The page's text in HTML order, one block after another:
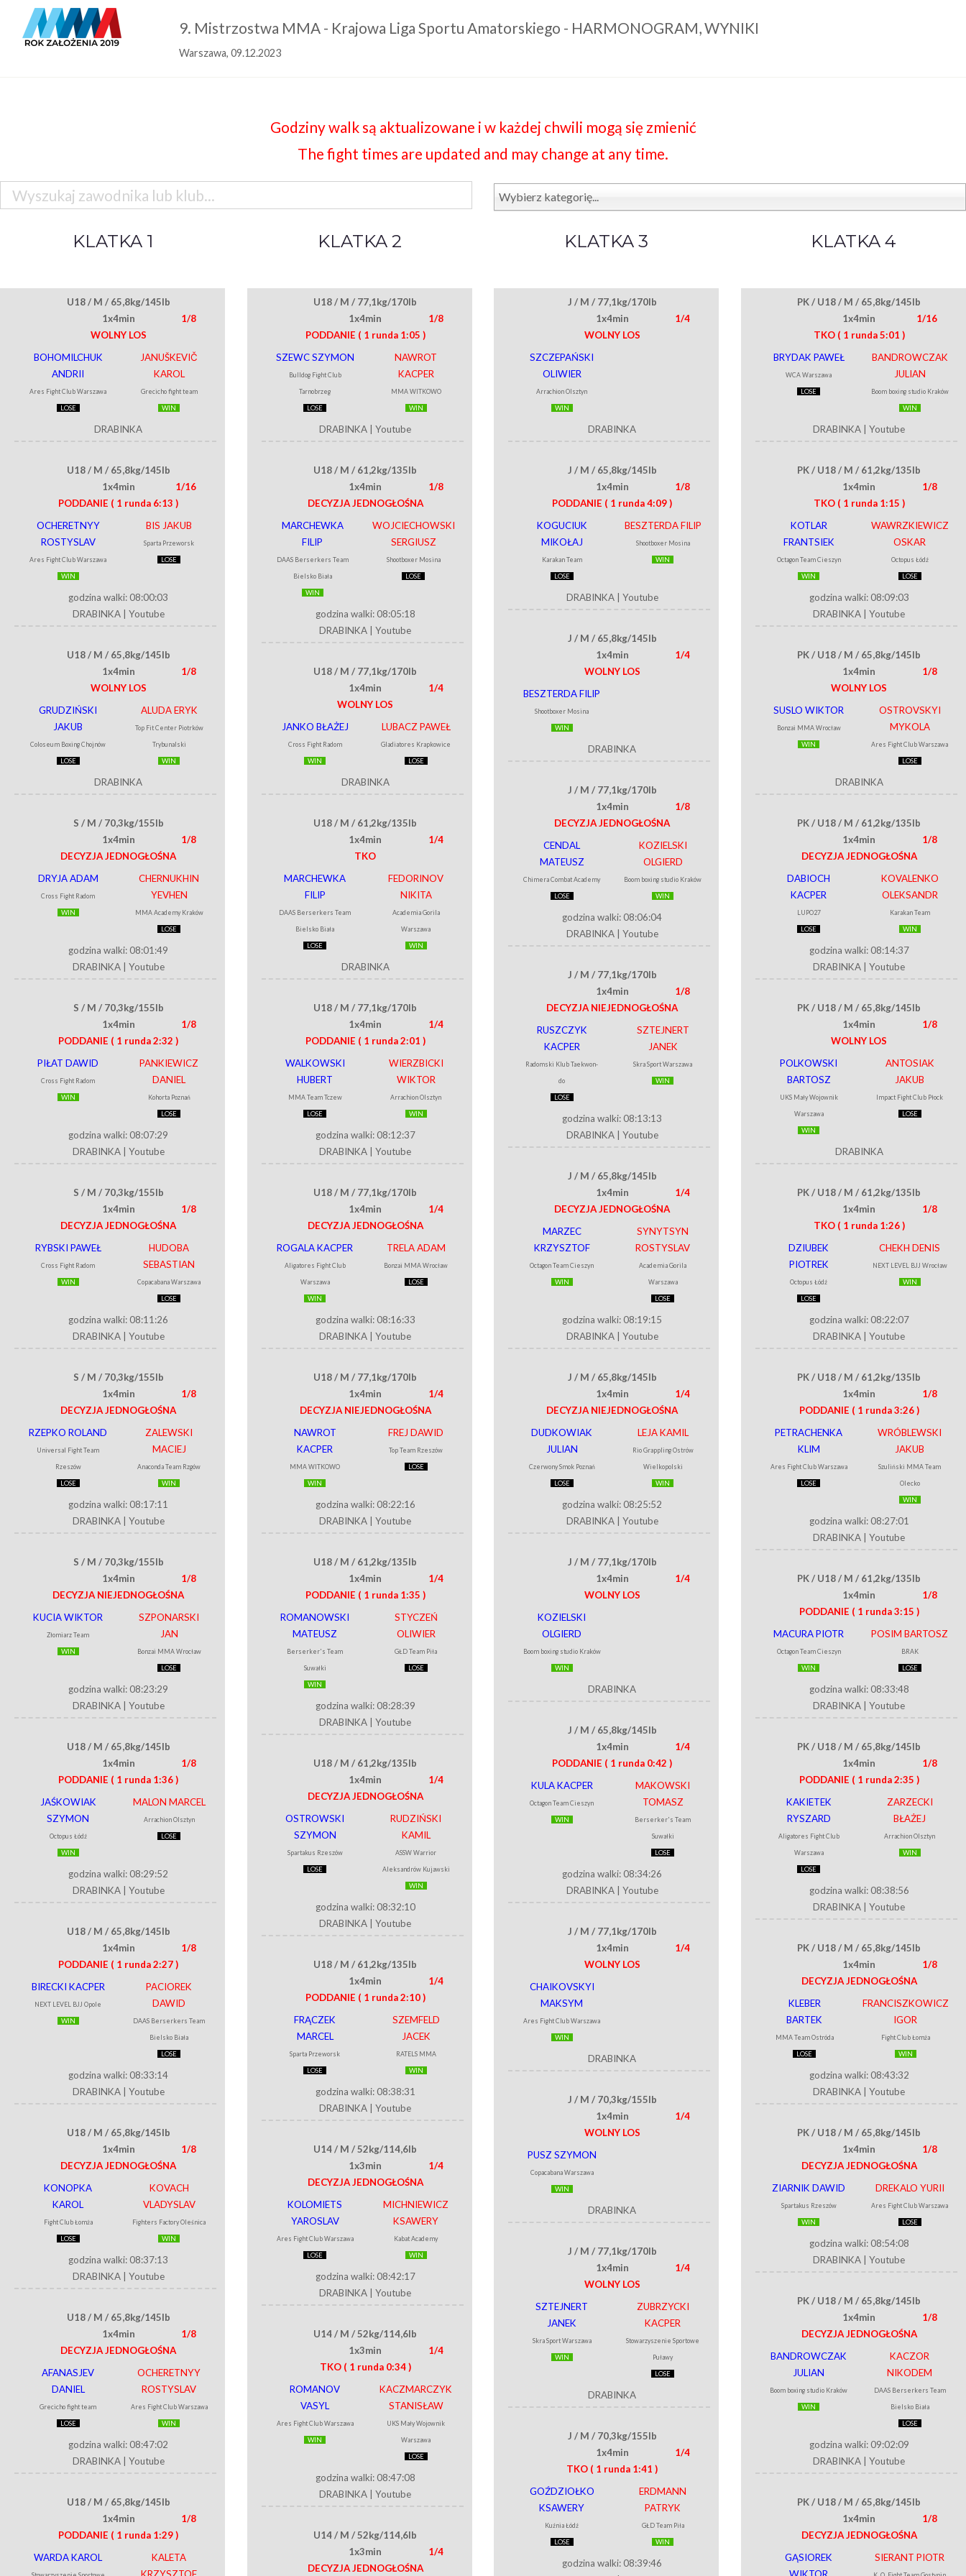
9. Mistrzostwa MMA - Krajowa Liga Sportu Amatorskiego - HARMONOGRAM, WYNIKI
Warszawa, 09.12.2023
Godziny walk są aktualizowane i w każdej chwili mogą się zmienić
The fight times are updated and may change at any time.
Wybierz kategorię...
KLATKA 1
U18 / M / 65,8kg/145lb
1x4min
1/8
WOLNY LOS
BOHOMILCHUK
ANDRII
Ares Fight Club Warszawa
LOSE
JANUŠKEVIČ
KAROL
Grecicho fight team
WIN
DRABINKA
U18 / M / 65,8kg/145lb
1x4min
1/16
PODDANIE ( 1 runda 6:13 )
OCHERETNYY
ROSTYSLAV
Ares Fight Club Warszawa
WIN
BIS JAKUB
Sparta Przeworsk
LOSE
godzina walki: 08:00:03
DRABINKA| Youtube
U18 / M / 65,8kg/145lb
1x4min
1/8
WOLNY LOS
GRUDZIŃSKI
JAKUB
Coloseum Boxing Chojnów
LOSE
ALUDA ERYK
Top Fit Center Piotrków
Trybunalski
WIN
DRABINKA
S / M / 70,3kg/155lb
1x4min
1/8
DECYZJA JEDNOGŁOŚNA
DRYJA ADAM
Cross Fight Radom
WIN
CHERNUKHIN
YEVHEN
MMA Academy Kraków
LOSE
godzina walki: 08:01:49
DRABINKA| Youtube
S / M / 70,3kg/155lb
1x4min
1/8
PODDANIE ( 1 runda 2:32 )
PIŁAT DAWID
Cross Fight Radom
WIN
PANKIEWICZ
DANIEL
Kohorta Poznań
LOSE
godzina walki: 08:07:29
DRABINKA| Youtube
S / M / 70,3kg/155lb
1x4min
1/8
DECYZJA JEDNOGŁOŚNA
RYBSKI PAWEŁ
Cross Fight Radom
WIN
HUDOBA
SEBASTIAN
Copacabana Warszawa
LOSE
godzina walki: 08:11:26
DRABINKA| Youtube
S / M / 70,3kg/155lb
1x4min
1/8
DECYZJA JEDNOGŁOŚNA
RZEPKO ROLAND
Universal Fight Team
Rzeszów
LOSE
ZALEWSKI
MACIEJ
Anaconda Team Rzgów
WIN
godzina walki: 08:17:11
DRABINKA| Youtube
S / M / 70,3kg/155lb
1x4min
1/8
DECYZJA NIEJEDNOGŁOŚNA
KUCIA WIKTOR
Złomiarz Team
WIN
SZPONARSKI
JAN
Bonzai MMA Wrocław
LOSE
godzina walki: 08:23:29
DRABINKA| Youtube
U18 / M / 65,8kg/145lb
1x4min
1/8
PODDANIE ( 1 runda 1:36 )
JAŚKOWIAK
SZYMON
Octopus Łódź
WIN
MALON MARCEL
Arrachion Olsztyn
LOSE
godzina walki: 08:29:52
DRABINKA| Youtube
U18 / M / 65,8kg/145lb
1x4min
1/8
PODDANIE ( 1 runda 2:27 )
BIRECKI KACPER
NEXT LEVEL BJJ Opole
WIN
PACIOREK
DAWID
DAAS Berserkers Team
Bielsko Biała
LOSE
godzina walki: 08:33:14
DRABINKA| Youtube
U18 / M / 65,8kg/145lb
1x4min
1/8
DECYZJA JEDNOGŁOŚNA
KONOPKA
KAROL
Fight Club Łomża
LOSE
KOVACH
VLADYSLAV
Fighters Factory Oleśnica
WIN
godzina walki: 08:37:13
DRABINKA| Youtube
U18 / M / 65,8kg/145lb
1x4min
1/8
DECYZJA JEDNOGŁOŚNA
AFANASJEV
DANIEL
Grecicho fight team
LOSE
OCHERETNYY
ROSTYSLAV
Ares Fight Club Warszawa
WIN
godzina walki: 08:47:02
DRABINKA| Youtube
U18 / M / 65,8kg/145lb
1x4min
1/8
PODDANIE ( 1 runda 1:29 )
WARDA KAROL
KALETA
KLATKA 2
U18 / M / 77,1kg/170lb
1x4min
1/8
PODDANIE ( 1 runda 1:05 )
SZEWC SZYMON
Bulldog Fight Club
Tarnobrzeg
LOSE
NAWROT
KACPER
MMA WITKOWO
WIN
DRABINKA Youtube
U18 / M / 61,2kg/135lb
1x4min
1/8
DECYZJA JEDNOGŁOŚNA
MARCHEWKA
FILIP
DAAS Berserkers Team
Bielsko Biała
WIN
WOJCIECHOWSKI
SERGIUSZ
Shootboxer Mosina
LOSE
godzina walki: 08:05:18
DRABINKA
Youtube
U18 / M / 77,1kg/170lb
1x4min
1/4
WOLNY LOS
JANKO BŁAŻEJ
Cross Fight Radom
WIN
LUBACZ PAWEŁ
Gladiatores Krapkowice
LOSE
DRABINKA
U18 / M / 61,2kg/135lb
1x4min
1/4
TKO
MARCHEWKA
FILIP
DAAS Berserkers Team
Bielsko Biała
LOSE
FEDORINOV
NIKITA
Academia Gorila
Warszawa
WIN
DRABINKA
U18 / M / 77,1kg/170lb
1x4min
1/4
PODDANIE ( 1 runda 2:01 )
WALKOWSKI
HUBERT
MMA Team Tczew
LOSE
WIERZBICKI
WIKTOR
Arrachion Olsztyn
WIN
godzina walki: 08:12:37
DRABINKA
Youtube
U18 / M / 77,1kg/170lb
1x4min
1/4
DECYZJA JEDNOGŁOŚNA
ROGALA KACPER
Aligatores Fight Club
Warszawa
WIN
TRELA ADAM
Bonzai MMA Wrocław
LOSE
godzina walki: 08:16:33
DRABINKA
Youtube
U18 / M / 77,1kg/170lb
1x4min
1/4
DECYZJA NIEJEDNOGŁOŚNA
NAWROT
KACPER
MMA WITKOWO
WIN
FREJ DAWID
Top Team Rzeszów
LOSE
godzina walki: 08:22:16
DRABINKA
Youtube
U18 / M / 61,2kg/135lb
1x4min
1/4
PODDANIE ( 1 runda 1:35 )
ROMANOWSKI
MATEUSZ
Berserker's Team
Suwałki
WIN
STYCZEŃ
OLIWIER
GŁD Team Piła
LOSE
godzina walki: 08:28:39
DRABINKA
Youtube
U18 / M / 61,2kg/135lb
1x4min
1/4
DECYZJA JEDNOGŁOŚNA
OSTROWSKI
SZYMON
Spartakus Rzeszów
LOSE
RUDZIŃSKI
KAMIL
ASSW Warrior
Aleksandrów Kujawski
WIN
godzina walki: 08:32:10
DRABINKA
Youtube
U18 / M / 61,2kg/135lb
1x4min
1/4
PODDANIE ( 1 runda 2:10 )
FRĄCZEK
MARCEL
Sparta Przeworsk
LOSE
SZEMFELD
JACEK
RATELS MMA
WIN
godzina walki: 08:38:31
DRABINKA
Youtube
U14 / M / 52kg/114,6lb
1x3min
1/4
DECYZJA JEDNOGŁOŚNA
KOLOMIETS
YAROSLAV
Ares Fight Club Warszawa
LOSE
MICHNIEWICZ
KSAWERY
Kabat Academy
WIN
godzina walki: 08:42:17
DRABINKA
Youtube
U14 / M / 52kg/114,6lb
1x3min
1/4
TKO ( 1 runda 0:34 )
ROMANOV
VASYL
Ares Fight Club Warszawa
WIN
KACZMARCZYK
STANISŁAW
UKS Mały Wojownik
Warszawa
LOSE
godzina walki: 08:47:08
DRABINKA
Youtube
U14 / M / 52kg/114,6lb
1x3min
1/4
DECYZJA JEDNOGŁOŚNA
KLATKA 3
J / M / 77,1kg/170lb
1x4min
1/4
WOLNY LOS
SZCZEPAŃSKI
OLIWIER
Arrachion Olsztyn
WIN
DRABINKA
J / M / 65,8kg/145lb
1x4min
1/8
PODDANIE ( 1 runda 4:09 )
KOGUCIUK
MIKOŁAJ
Karakan Team
LOSE
BESZTERDA FILIP
Shootboxer Mosina
WIN
DRABINKA| Youtube
J / M / 65,8kg/145lb
1x4min
1/4
WOLNY LOS
BESZTERDA FILIP
Shootboxer Mosina
WIN
DRABINKA
J / M / 77,1kg/170lb
1x4min
1/8
DECYZJA JEDNOGŁOŚNA
CENDAL
MATEUSZ
Chimera Combat Academy
LOSE
KOZIELSKI
OLGIERD
Boom boxing studio Kraków
WIN
godzina walki: 08:06:04
DRABINKA| Youtube
J / M / 77,1kg/170lb
1x4min
1/8
DECYZJA NIEJEDNOGŁOŚNA
RUSZCZYK
KACPER
Radomski Klub Taekwon-
do
LOSE
SZTEJNERT
JANEK
Skra Sport Warszawa
WIN
godzina walki: 08:13:13
DRABINKA| Youtube
J / M / 65,8kg/145lb
1x4min
1/4
DECYZJA JEDNOGŁOŚNA
MARZEC
KRZYSZTOF
Octagon Team Cieszyn
WIN
SYNYTSYN
ROSTYSLAV
Academia Gorila
Warszawa
LOSE
godzina walki: 08:19:15
DRABINKA| Youtube
J / M / 65,8kg/145lb
1x4min
1/4
DECYZJA NIEJEDNOGŁOŚNA
DUDKOWIAK
JULIAN
Czerwony Smok Poznań
LOSE
LEJA KAMIL
Rio Grappling Ostrów
Wielkopolski
WIN
godzina walki: 08:25:52
DRABINKA| Youtube
J / M / 77,1kg/170lb
1x4min
1/4
WOLNY LOS
KOZIELSKI
OLGIERD
Boom boxing studio Kraków
WIN
DRABINKA
J / M / 65,8kg/145lb
1x4min
1/4
PODDANIE ( 1 runda 0:42 )
KULA KACPER
Octagon Team Cieszyn
WIN
MAKOWSKI
TOMASZ
Berserker's Team
Suwałki
LOSE
godzina walki: 08:34:26
DRABINKA| Youtube
J / M / 77,1kg/170lb
1x4min
1/4
WOLNY LOS
CHAIKOVSKYI
MAKSYM
Ares Fight Club Warszawa
WIN
DRABINKA
J / M / 70,3kg/155lb
1x4min
1/4
WOLNY LOS
PUSZ SZYMON
Copacabana Warszawa
WIN
DRABINKA
J / M / 77,1kg/170lb
1x4min
1/4
WOLNY LOS
SZTEJNERT
JANEK
Skra Sport Warszawa
WIN
ZUBRZYCKI
KACPER
Stowarzyszenie Sportowe
Puławy
LOSE
DRABINKA
J / M / 70,3kg/155lb
1x4min
1/4
TKO ( 1 runda 1:41 )
GOŹDZIOŁKO
KSAWERY
Kuźnia Łódź
LOSE
ERDMANN
PATRYK
GŁD Team Piła
WIN
godzina walki: 08:39:46
KLATKA 4
PK / U18 / M / 65,8kg/145lb
1x4min
1/16
TKO ( 1 runda 5:01 )
BRYDAK PAWEŁ
WCA Warszawa
LOSE
BANDROWCZAK
JULIAN
Boom boxing studio Kraków
WIN
DRABINKA Youtube
PK / U18 / M / 61,2kg/135lb
1x4min
1/8
TKO ( 1 runda 1:15 )
KOTLAR
FRANTSIEK
Octagon Team Cieszyn
WIN
WAWRZKIEWICZ
OSKAR
Octopus Łódź
LOSE
godzina walki: 08:09:03
DRABINKA
Youtube
PK / U18 / M / 65,8kg/145lb
1x4min
1/8
WOLNY LOS
SUSLO WIKTOR
Bonzai MMA Wrocław
WIN
OSTROVSKYI
MYKOLA
Ares Fight Club Warszawa
LOSE
DRABINKA
PK / U18 / M / 61,2kg/135lb
1x4min
1/8
DECYZJA JEDNOGŁOŚNA
DABIOCH
KACPER
LUPO27
LOSE
KOVALENKO
OLEKSANDR
Karakan Team
WIN
godzina walki: 08:14:37
DRABINKA
Youtube
PK / U18 / M / 65,8kg/145lb
1x4min
1/8
WOLNY LOS
POLKOWSKI
BARTOSZ
UKS Mały Wojownik
Warszawa
WIN
ANTOSIAK
JAKUB
Impact Fight Club Płock
LOSE
DRABINKA
PK / U18 / M / 61,2kg/135lb
1x4min
1/8
TKO ( 1 runda 1:26 )
DZIUBEK
PIOTREK
Octopus Łódź
LOSE
CHEKH DENIS
NEXT LEVEL BJJ Wrocław
WIN
godzina walki: 08:22:07
DRABINKA
Youtube
PK / U18 / M / 61,2kg/135lb
1x4min
1/8
PODDANIE ( 1 runda 3:26 )
PETRACHENKA
KLIM
Ares Fight Club Warszawa
LOSE
WRÓBLEWSKI
JAKUB
Szuliński MMA Team
Olecko
WIN
godzina walki: 08:27:01
DRABINKA
Youtube
PK / U18 / M / 61,2kg/135lb
1x4min
1/8
PODDANIE ( 1 runda 3:15 )
MACURA PIOTR
Octagon Team Cieszyn
WIN
POSIM BARTOSZ
BRAK
LOSE
godzina walki: 08:33:48
DRABINKA
Youtube
PK / U18 / M / 65,8kg/145lb
1x4min
1/8
PODDANIE ( 1 runda 2:35 )
KAKIETEK
RYSZARD
Aligatores Fight Club
Warszawa
LOSE
ZARZECKI
BŁAŻEJ
Arrachion Olsztyn
WIN
godzina walki: 08:38:56
DRABINKA
Youtube
PK / U18 / M / 65,8kg/145lb
1x4min
1/8
DECYZJA JEDNOGŁOŚNA
KLEBER
BARTEK
MMA Team Ostróda
LOSE
FRANCISZKOWICZ
IGOR
Fight Club Łomża
WIN
godzina walki: 08:43:32
DRABINKA
Youtube
PK / U18 / M / 65,8kg/145lb
1x4min
1/8
DECYZJA JEDNOGŁOŚNA
ZIARNIK DAWID
Spartakus Rzeszów
WIN
DREKALO YURII
Ares Fight Club Warszawa
LOSE
godzina walki: 08:54:08
DRABINKA
Youtube
PK / U18 / M / 65,8kg/145lb
1x4min
1/8
DECYZJA JEDNOGŁOŚNA
BANDROWCZAK
JULIAN
Boom boxing studio Kraków
WIN
KACZOR
NIKODEM
DAAS Berserkers Team
Bielsko Biała
LOSE
godzina walki: 09:02:09
DRABINKA
Youtube
PK / U18 / M / 65,8kg/145lb
1x4min
1/8
DECYZJA JEDNOGŁOŚNA
GĄSIOREK
SIERANT PIOTR